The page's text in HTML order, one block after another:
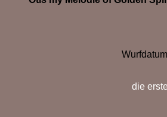
die